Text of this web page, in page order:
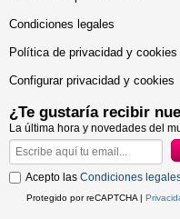
Condiciones legales
Política de privacidad y cookies
Configurar privacidad y cookies
¿Te gustaría recibir
La última hora y novedades del
Acepto las Condiciones
Protegido por reCAPTCHA |